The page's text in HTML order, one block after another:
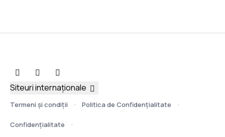
Termeni şi condiţii Politica de Confidențialitate
Confidențialitate
Siteuri internaționale